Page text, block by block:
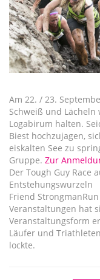
Am 22. / 23.
Schweiß und
Logabirum halten.
Biest hochzujagen,
eiskalten See zu
Gruppe. Zur
Der Tough Guy Race
Entstehungswurzeln
Friend
Veranstaltungen hat
Veranstaltungsform
Läufer und
lockte.